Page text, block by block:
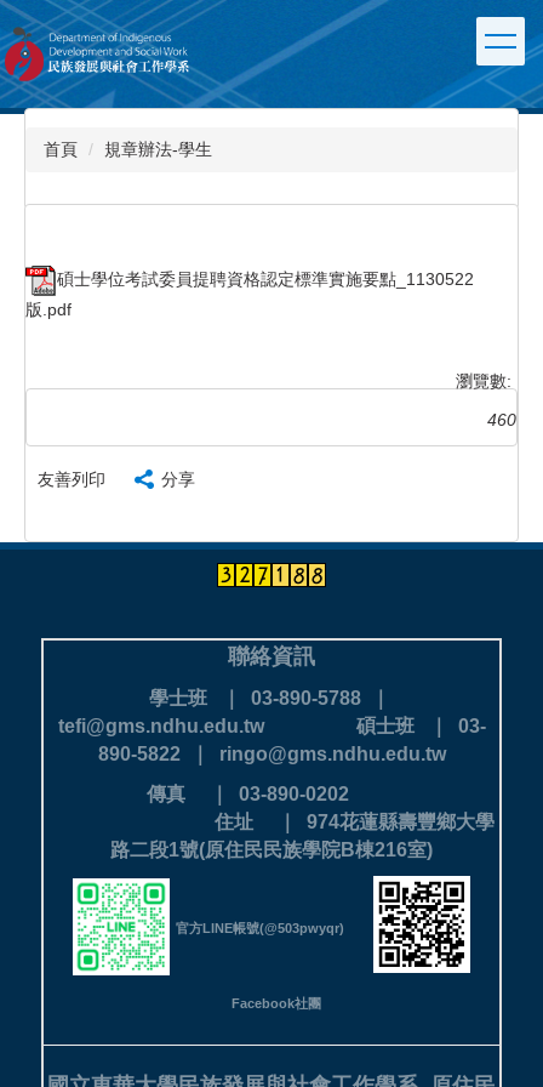
跳
到
主
要
內
首頁 規章辦法-學生
碩士學位考試委員提聘資格認定標準實施要點_1130522
版.pdf
瀏覽數:
460
友善列印 分享
聯絡資訊
學士班 ｜ 03-890-5788 ｜
tefi@gms.ndhu.edu.tw 碩士班 ｜ 03-
890-5822 ｜ ringo@gms.ndhu.edu.tw
傳真 ｜ 03-890-0202
住址 ｜ 974花蓮縣壽豐鄉大學
路二段1號(原住民民族學院B棟216室)
官方LINE帳號(@503pwyqr)
Facebook社團